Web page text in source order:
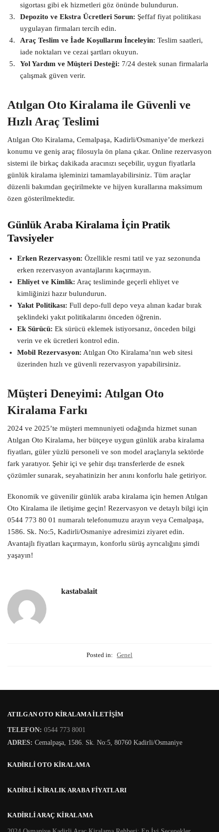
sigortası gibi ek hizmetleri göz önünde bulundurun.
Depozito ve Ekstra Ücretleri Sorun: Şeffaf fiyat politikası
uygulayan firmaları tercih edin.
Araç Teslim ve İade Koşullarını İnceleyin: Teslim saatleri,
iade noktaları ve cezai şartları okuyun.
Yol Yardım ve Müşteri Desteği: 7/24 destek sunan firmalarla
çalışmak güven verir.
Atılgan Oto Kiralama ile Güvenli ve
Hızlı Araç Teslimi
Atılgan Oto Kiralama, Cemalpaşa, Kadirli/Osmaniye’de merkezi
konumu ve geniş araç filosuyla ön plana çıkar. Online rezervasyon
sistemi ile birkaç dakikada aracınızı seçebilir, uygun fiyatlarla
günlük kiralama işleminizi tamamlayabilirsiniz. Tüm araçlar
düzenli bakımdan geçirilmekte ve hijyen kurallarına maksimum
özen gösterilmektedir.
Günlük Araba Kiralama İçin Pratik
Tavsiyeler
Erken Rezervasyon: Özellikle resmi tatil ve yaz sezonunda
erken rezervasyon avantajlarını kaçırmayın.
Ehliyet ve Kimlik: Araç tesliminde geçerli ehliyet ve
kimliğinizi hazır bulundurun.
Yakıt Politikası: Full depo-full depo veya alınan kadar bırak
şeklindeki yakıt politikalarını önceden öğrenin.
Ek Sürücü: Ek sürücü eklemek istiyorsanız, önceden bilgi
verin ve ek ücretleri kontrol edin.
Mobil Rezervasyon: Atılgan Oto Kiralama’nın web sitesi
üzerinden hızlı ve güvenli rezervasyon yapabilirsiniz.
Müşteri Deneyimi: Atılgan Oto
Kiralama Farkı
2024 ve 2025’te müşteri memnuniyeti odağında hizmet sunan
Atılgan Oto Kiralama, her bütçeye uygun günlük araba kiralama
fiyatları, güler yüzlü personeli ve son model araçlarıyla sektörde
fark yaratıyor. Şehir içi ve şehir dışı transferlerde de esnek
çözümler sunarak, seyahatinizin her anını konforlu hale getiriyor.
Ekonomik ve güvenilir günlük araba kiralama için hemen Atılgan
Oto Kiralama ile iletişime geçin! Rezervasyon ve detaylı bilgi için
0544 773 80 01 numaralı telefonumuzu arayın veya Cemalpaşa,
1586. Sk. No:5, Kadirli/Osmaniye adresimizi ziyaret edin.
Avantajlı fiyatları kaçırmayın, konforlu sürüş ayrıcalığını şimdi
yaşayın!
kastabalait
Posted in: Genel
ATILGAN OTO KIRALAMA İLETIŞIM
TELEFON: 0544 773 8001
ADRES: Cemalpaşa, 1586. Sk. No:5, 80760 Kadirli/Osmaniye
KADİRLİ OTO KİRALAMA
KADIRLI KIRALIK ARABA FIYATLARI
KADIRLI ARAÇ KIRALAMA